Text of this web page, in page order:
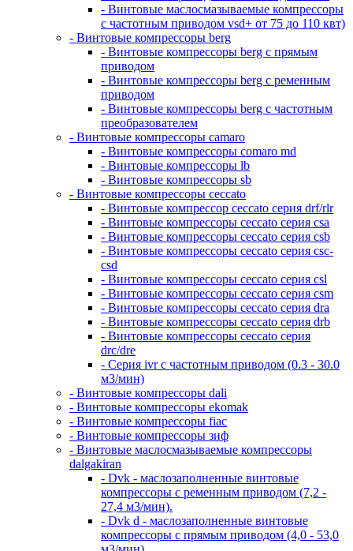
- Винтовые маслосмазываемые компрессоры
с частотным приводом vsd+ от 75 до 110 квт)
- Винтовые компрессоры berg
- Винтовые компрессоры berg с прямым
приводом
- Винтовые компрессоры berg с ременным
приводом
- Винтовые компрессоры berg с частотным
преобразователем
- Винтовые компрессоры camaro
- Винтовые компрессоры comaro md
- Винтовые компрессоры lb
- Винтовые компрессоры sb
- Винтовые компрессоры ceccato
- Винтовые компрессор ceccato серия drf/rlr
- Винтовые компрессоры ceccato серия csa
- Винтовые компрессоры ceccato серия csb
- Винтовые компрессоры ceccato серия csc-
csd
- Винтовые компрессоры ceccato серия csl
- Винтовые компрессоры ceccato серия csm
- Винтовые компрессоры ceccato серия dra
- Винтовые компрессоры ceccato серия drb
- Винтовые компрессоры ceccato серия
drc/dre
- Серия ivr с частотным приводом (0.3 - 30.0
м3/мин)
- Винтовые компрессоры dali
- Винтовые компрессоры ekomak
- Винтовые компрессоры fiac
- Винтовые компрессоры зиф
- Винтовые маслосмазываемые компрессоры
dalgakiran
- Dvk - маслозаполненные винтовые
компрессоры с ременным приводом (7,2 -
27,4 м3/мин).
- Dvk d - маслозаполненные винтовые
компрессоры с прямым приводом (4,0 - 53,0